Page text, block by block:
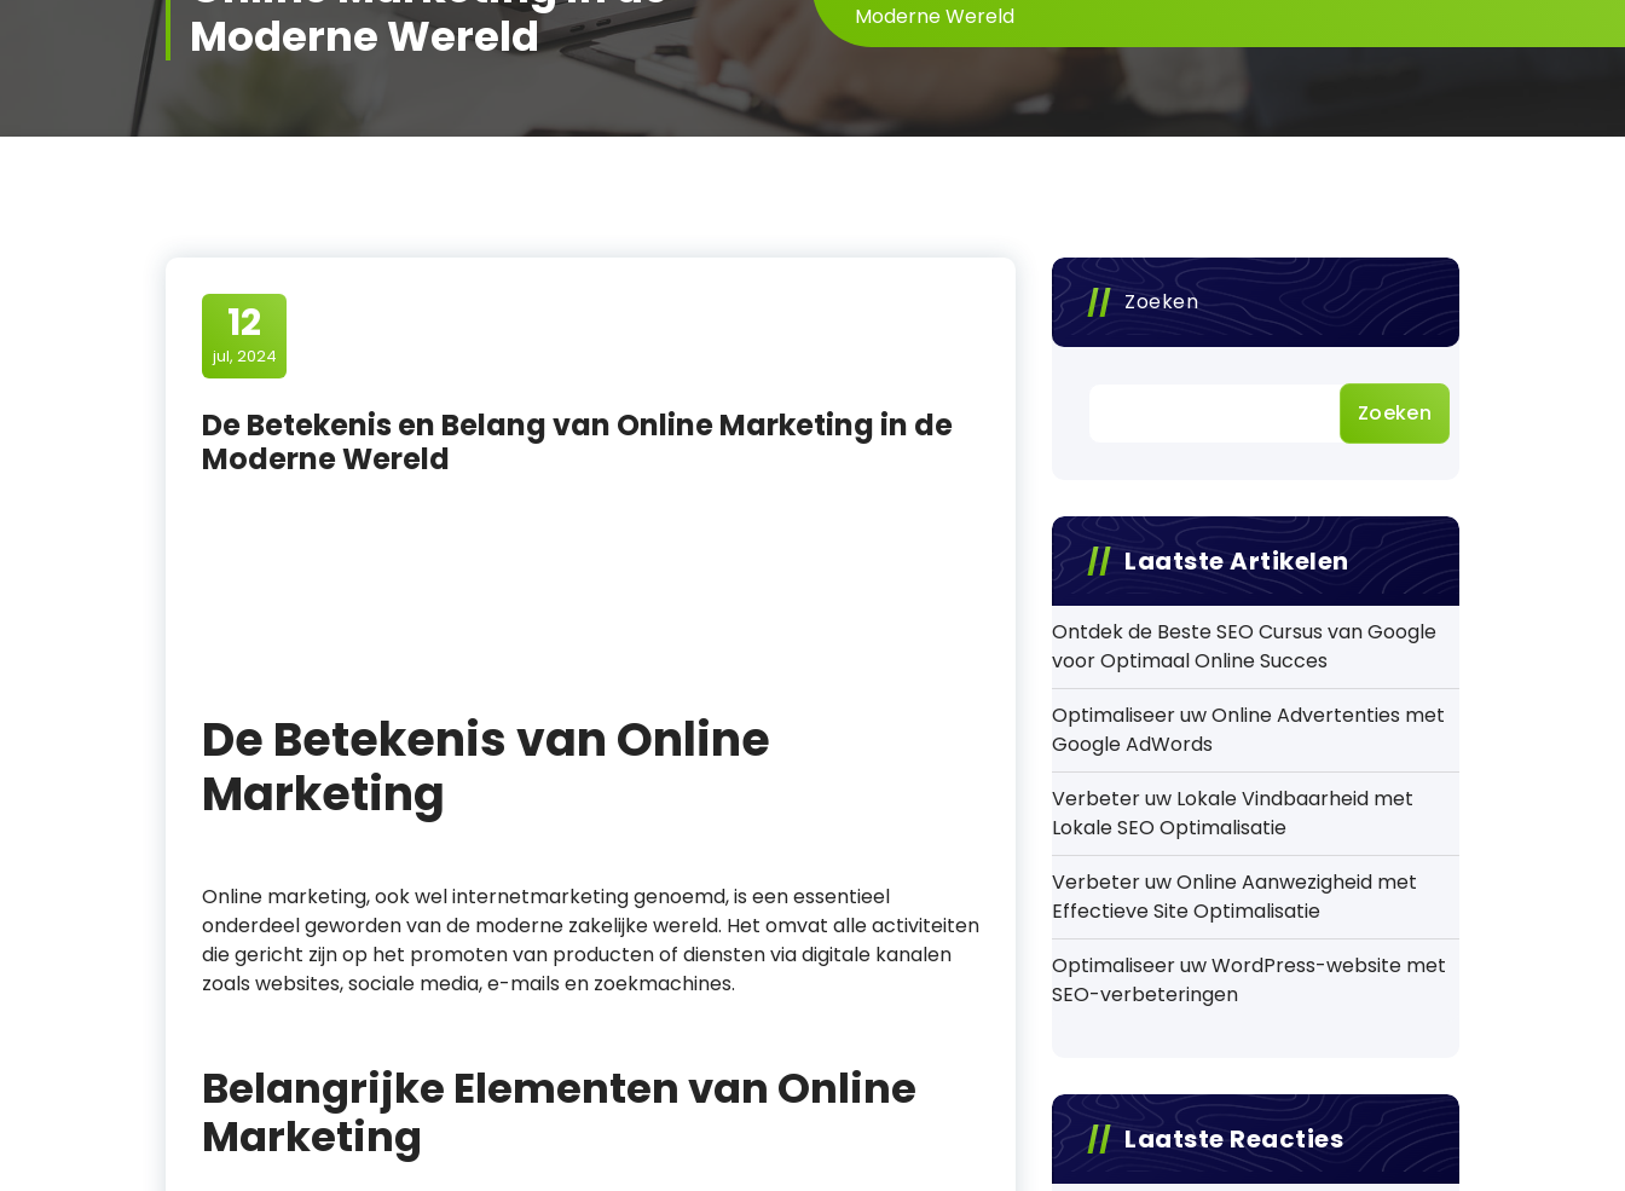
Moderne Wereld
Moderne Wereld
12
jul, 2024
De Betekenis en Belang van Online Marketing in de
Moderne Wereld
De Betekenis van Online
Marketing
Online marketing, ook wel internetmarketing genoemd, is een essentieel
onderdeel geworden van de moderne zakelijke wereld. Het omvat alle activiteiten
die gericht zijn op het promoten van producten of diensten via digitale kanalen
zoals websites, sociale media, e-mails en zoekmachines.
Belangrijke Elementen van Online
Marketing
Zoeken
Zoeken
Laatste Artikelen
Ontdek de Beste SEO Cursus van Google
voor Optimaal Online Succes
Optimaliseer uw Online Advertenties met
Google AdWords
Verbeter uw Lokale Vindbaarheid met
Lokale SEO Optimalisatie
Verbeter uw Online Aanwezigheid met
Effectieve Site Optimalisatie
Optimaliseer uw WordPress-website met
SEO-verbeteringen
Laatste Reacties